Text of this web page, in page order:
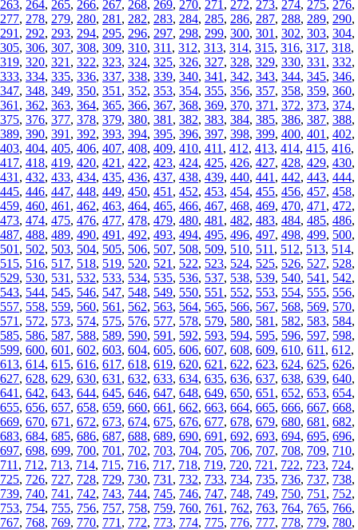
263, 264, 265, 266, 267, 268, 269, 270, 271 , 272, 273, 274, 275, 276,
277, 278, 279, 280, 281 , 282, 283, 284, 285, 286, 287, 288, 289, 290,
291 , 292, 293, 294, 295, 296, 297, 298, 299, 300, 301 , 302, 303, 304,
305, 306, 307, 308, 309, 310, 311 , 312, 313, 314, 315, 316, 317, 318,
319, 320, 321 , 322, 323, 324, 325, 326, 327, 328, 329, 330, 331 , 332,
333, 334, 335, 336, 337, 338, 339, 340, 341 , 342, 343, 344, 345, 346,
347, 348, 349, 350, 351 , 352, 353, 354, 355, 356, 357, 358, 359, 360,
361 , 362, 363, 364, 365, 366, 367, 368, 369, 370, 371 , 372, 373, 374,
375, 376, 377, 378, 379, 380, 381 , 382, 383, 384, 385, 386, 387, 388,
389, 390, 391 , 392, 393, 394, 395, 396, 397, 398, 399, 400, 401 , 402,
403, 404, 405, 406, 407, 408, 409, 410, 411 , 412, 413, 414, 415, 416,
417, 418, 419, 420, 421 , 422, 423, 424, 425, 426, 427, 428, 429, 430,
431 , 432, 433, 434, 435, 436, 437, 438, 439, 440, 441 , 442, 443, 444,
445, 446, 447, 448, 449, 450, 451 , 452, 453, 454, 455, 456, 457, 458,
459, 460, 461 , 462, 463, 464, 465, 466, 467, 468, 469, 470, 471 , 472,
473, 474, 475, 476, 477, 478, 479, 480, 481 , 482, 483, 484, 485, 486,
487, 488, 489, 490, 491 , 492, 493, 494, 495, 496, 497, 498, 499, 500,
501 , 502, 503, 504, 505, 506, 507, 508, 509, 510, 511 , 512, 513, 514,
515, 516, 517, 518, 519, 520, 521 , 522, 523, 524, 525, 526, 527, 528,
529, 530, 531 , 532, 533, 534, 535, 536, 537, 538, 539, 540, 541 , 542,
543, 544, 545, 546, 547, 548, 549, 550, 551 , 552, 553, 554, 555, 556,
557, 558, 559, 560, 561 , 562, 563, 564, 565, 566, 567, 568, 569, 570,
571 , 572, 573, 574, 575, 576, 577, 578, 579, 580, 581 , 582, 583, 584,
585, 586, 587, 588, 589, 590, 591 , 592, 593, 594, 595, 596, 597, 598,
599, 600, 601 , 602, 603, 604, 605, 606, 607, 608, 609, 610, 611 , 612,
613, 614, 615, 616, 617, 618, 619, 620, 621 , 622, 623, 624, 625, 626,
627, 628, 629, 630, 631 , 632, 633, 634, 635, 636, 637, 638, 639, 640,
641 , 642, 643, 644, 645, 646, 647, 648, 649, 650, 651 , 652, 653, 654,
655, 656, 657, 658, 659, 660, 661 , 662, 663, 664, 665, 666, 667, 668,
669, 670, 671 , 672, 673, 674, 675, 676, 677, 678, 679, 680, 681 , 682,
683, 684, 685, 686, 687, 688, 689, 690, 691 , 692, 693, 694, 695, 696,
697, 698, 699, 700, 701 , 702, 703, 704, 705, 706, 707, 708, 709, 710,
711 , 712, 713, 714, 715, 716, 717, 718, 719, 720, 721 , 722, 723, 724,
725, 726, 727, 728, 729, 730, 731 , 732, 733, 734, 735, 736, 737, 738,
739, 740, 741 , 742, 743, 744, 745, 746, 747, 748, 749, 750, 751 , 752,
753, 754, 755, 756, 757, 758, 759, 760, 761 , 762, 763, 764, 765, 766,
767, 768, 769, 770, 771 , 772, 773, 774, 775, 776, 777, 778, 779, 780,